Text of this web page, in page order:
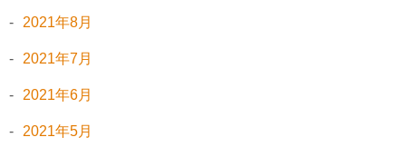
2021年8月
2021年7月
2021年6月
2021年5月